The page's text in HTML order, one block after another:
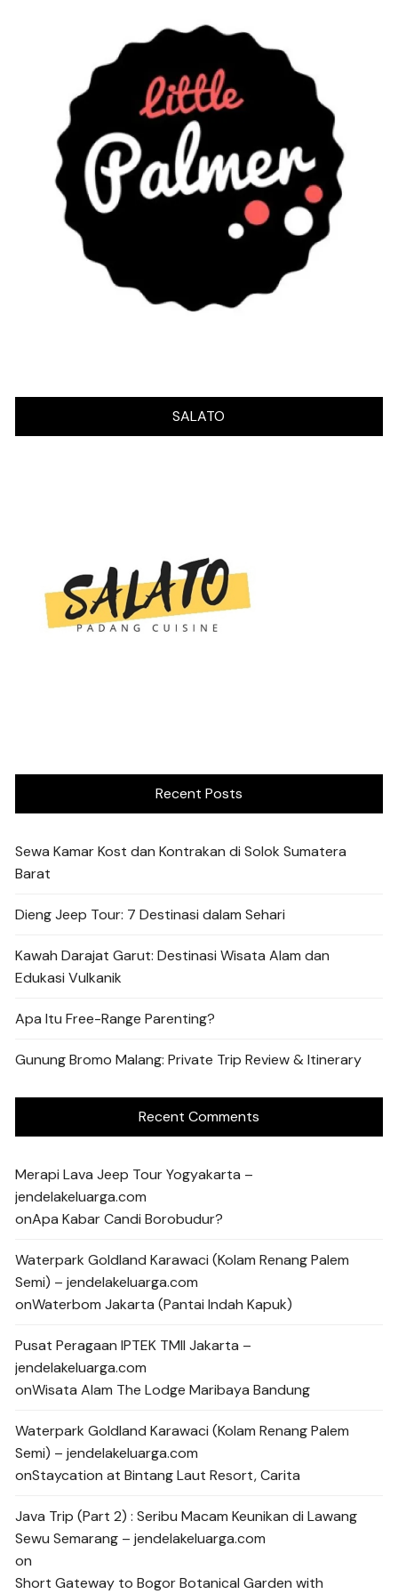
SALATO
Recent Posts
Sewa Kamar Kost dan Kontrakan di Solok Sumatera
Barat
Dieng Jeep Tour: 7 Destinasi dalam Sehari
Kawah Darajat Garut: Destinasi Wisata Alam dan
Edukasi Vulkanik
Apa Itu Free-Range Parenting?
Gunung Bromo Malang: Private Trip Review & Itinerary
Recent Comments
Merapi Lava Jeep Tour Yogyakarta –
jendelakeluarga.com
onApa Kabar Candi Borobudur?
Waterpark Goldland Karawaci (Kolam Renang Palem
Semi) – jendelakeluarga.com
onWaterbom Jakarta (Pantai Indah Kapuk)
Pusat Peragaan IPTEK TMII Jakarta –
jendelakeluarga.com
onWisata Alam The Lodge Maribaya Bandung
Waterpark Goldland Karawaci (Kolam Renang Palem
Semi) – jendelakeluarga.com
onStaycation at Bintang Laut Resort, Carita
Java Trip (Part 2) : Seribu Macam Keunikan di Lawang
Sewu Semarang – jendelakeluarga.com
on
Short Gateway to Bogor Botanical Garden with